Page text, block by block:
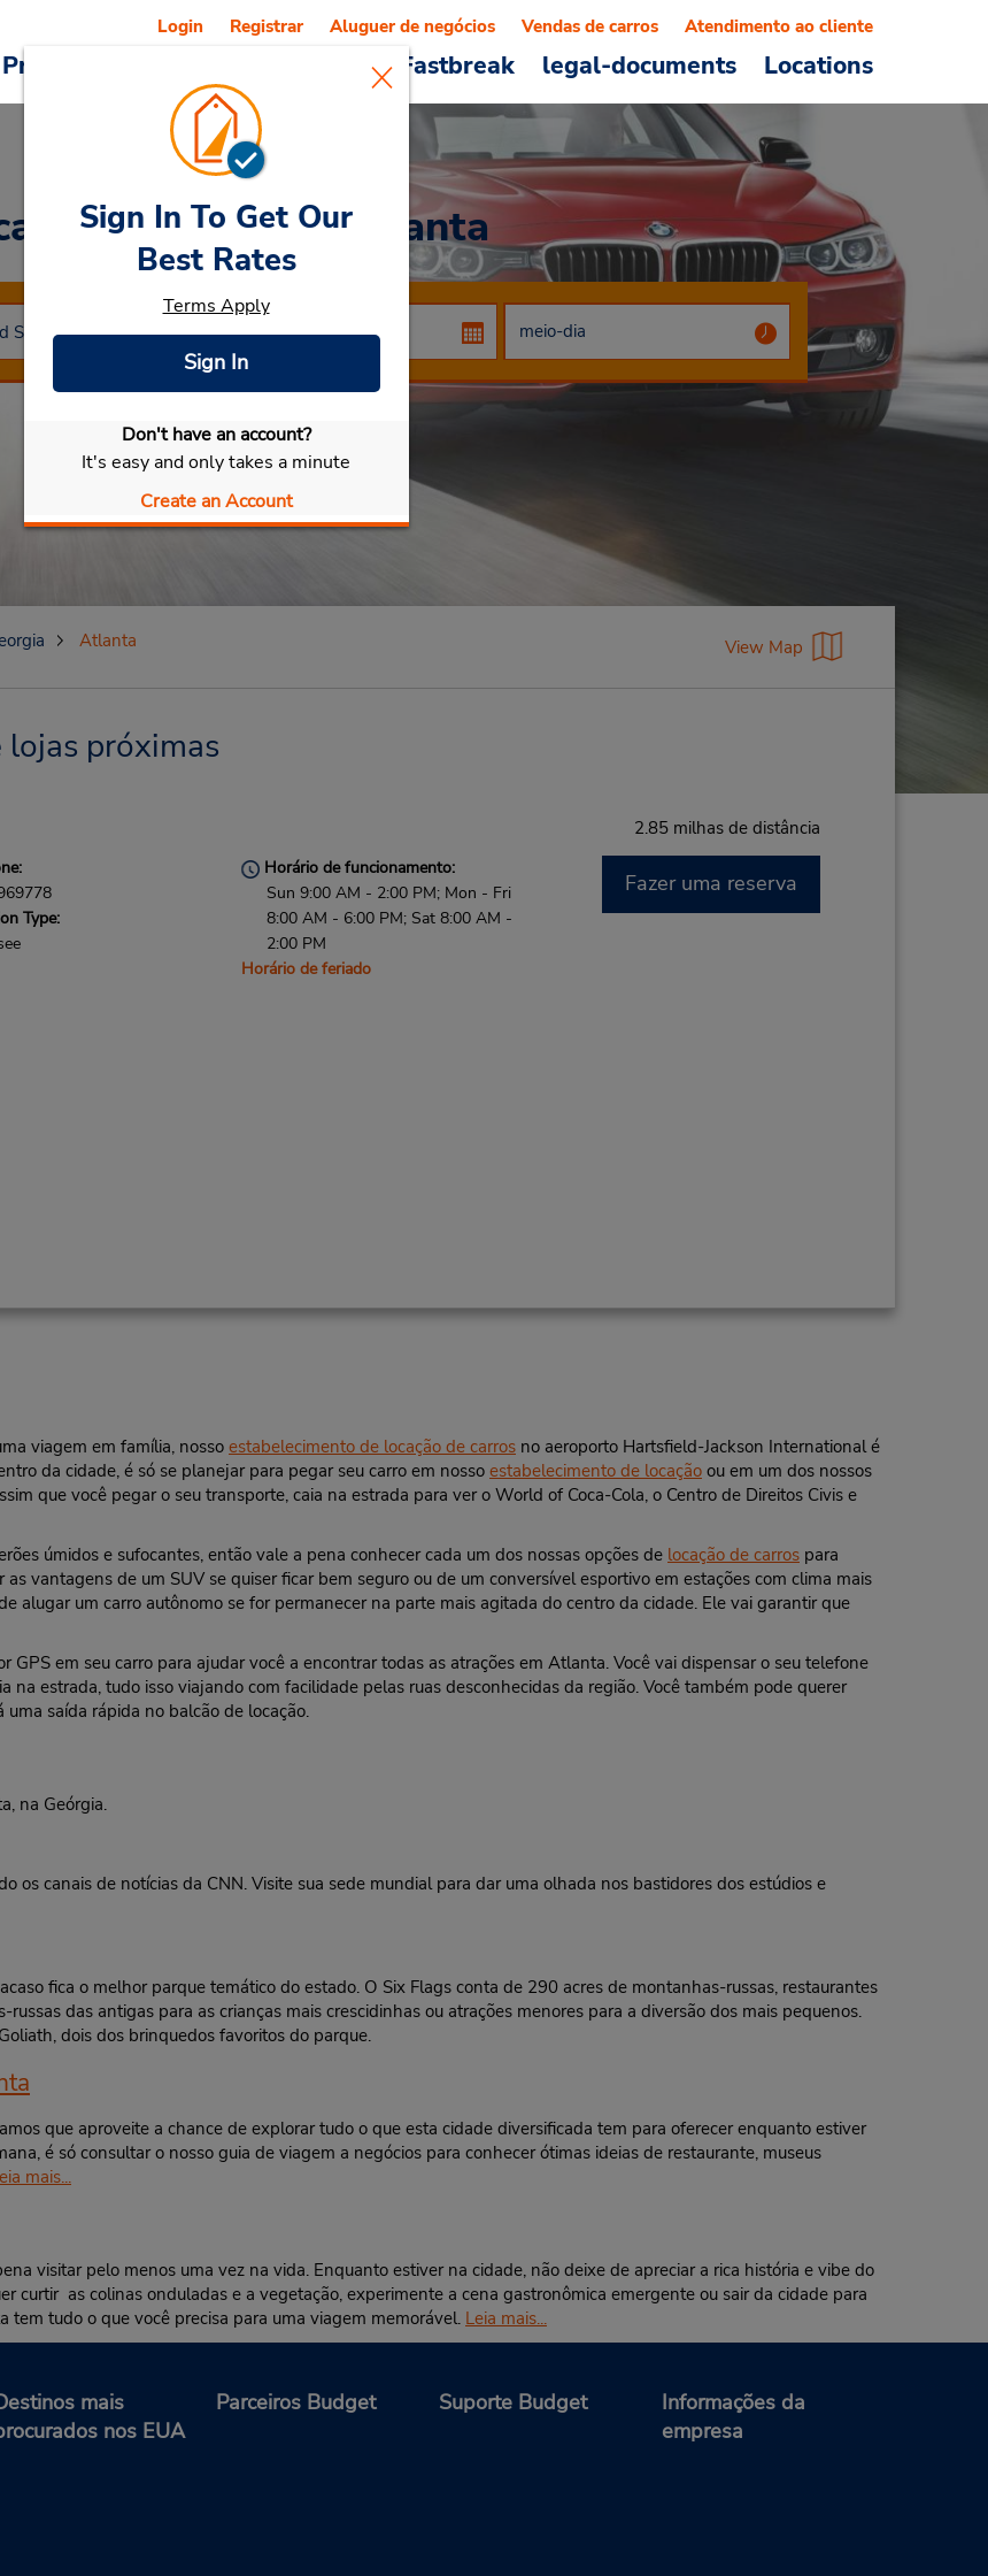
Promoções Veículos e serviços Fastbreak legal-documents Locations
Login Registrar Aluguer de negócios Vendas de carros Atendimento ao cliente
de veículosAtlanta
Selecionar meu carro
Sign In To Get Our
Best Rates
Terms Apply
Sign In
Don't have an account?
It's easy and only takes a minute
Create an Account
Atlanta View Map
próximas
2.85 milhas de distância
Type:
Horário de funcionamento:
Sun 9:00 AM - 2:00 PM; Mon - Fri
8:00 AM - 6:00 PM; Sat 8:00 AM -
2:00 PM
Horário de feriado
Fazer uma reserva
viagem em família, nosso estabelecimento de locação de carros no aeroporto Hartsfield-Jackson International é
da cidade, é só se planejar para pegar seu carro em nosso estabelecimento de locação ou em um dos nossos
que você pegar o seu transporte, caia na estrada para ver o World of Coca-Cola, o Centro de Direitos Civis e
úmidos e sufocantes, então vale a pena conhecer cada um dos nossas opções de locação de carros para
vantagens de um SUV se quiser ficar bem seguro ou de um conversível esportivo em estações com clima mais
alugar um carro autônomo se for permanecer na parte mais agitada do centro da cidade. Ele vai garantir que
em seu carro para ajudar você a encontrar todas as atrações em Atlanta. Você vai dispensar o seu telefone
na estrada, tudo isso viajando com facilidade pelas ruas desconhecidas da região. Você também pode querer
uma saída rápida no balcão de locação.
na Geórgia.
os canais de notícias da CNN. Visite sua sede mundial para dar uma olhada nos bastidores dos estúdios e
fica o melhor parque temático do estado. O Six Flags conta de 290 acres de montanhas-russas, restaurantes
das antigas para as crianças mais crescidinhas ou atrações menores para a diversão dos mais pequenos.
dois dos brinquedos favoritos do parque.
que aproveite a chance de explorar tudo o que esta cidade diversificada tem para oferecer enquanto estiver
é só consultar o nosso guia de viagem a negócios para conhecer ótimas ideias de restaurante, museus
mais...
visitar pelo menos uma vez na vida. Enquanto estiver na cidade, não deixe de apreciar a rica história e vibe do
curtir as colinas onduladas e a vegetação, experimente a cena gastronômica emergente ou sair da cidade para
tudo o que você precisa para uma viagem memorável. Leia mais...
mais
nos EUA
Parceiros Budget Suporte Budget
Informações da
empresa